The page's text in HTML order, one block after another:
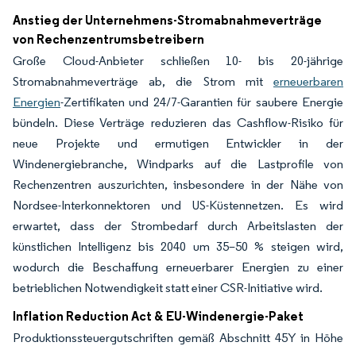
Anstieg der Unternehmens-Stromabnahmeverträge
von Rechenzentrumsbetreibern
Große Cloud-Anbieter schließen 10- bis 20-jährige
Stromabnahmeverträge ab, die Strom mit erneuerbaren
Energien-Zertifikaten und 24/7-Garantien für saubere Energie
bündeln. Diese Verträge reduzieren das Cashflow-Risiko für
neue Projekte und ermutigen Entwickler in der
Windenergiebranche, Windparks auf die Lastprofile von
Rechenzentren auszurichten, insbesondere in der Nähe von
Nordsee-Interkonnektoren und US-Küstennetzen. Es wird
erwartet, dass der Strombedarf durch Arbeitslasten der
künstlichen Intelligenz bis 2040 um 35–50 % steigen wird,
wodurch die Beschaffung erneuerbarer Energien zu einer
betrieblichen Notwendigkeit statt einer CSR-Initiative wird.
Inflation Reduction Act & EU-Windenergie-Paket
Produktionssteuergutschriften gemäß Abschnitt 45Y in Höhe